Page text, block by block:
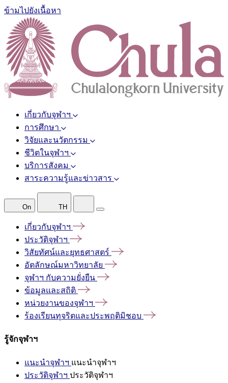
ข้ามไปยังเนื้อหา
เกี่ยวกับจุฬาฯ
การศึกษา
วิจัยและนวัตกรรม
ชีวิตในจุฬาฯ
บริการสังคม
สาระความรู้และข่าวสาร
On TH
เกี่ยวกับจุฬาฯ
ประวัติจุฬาฯ
วิสัยทัศน์และยุทธศาสตร์
อัตลักษณ์มหาวิทยาลัย
จุฬาฯ กับความยั่งยืน
ข้อมูลและสถิติ
หน่วยงานของจุฬาฯ
ร้องเรียนทุจริตและประพฤติมิชอบ
รู้จักจุฬาฯ
แนะนำจุฬาฯ แนะนำจุฬาฯ
ประวัติจุฬาฯ ประวัติจุฬาฯ